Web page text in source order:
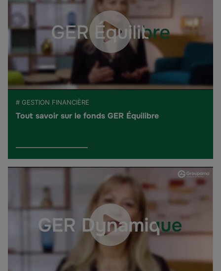
# GESTION FINANCIÈRE
Tout savoir sur le fonds GER Équilibre